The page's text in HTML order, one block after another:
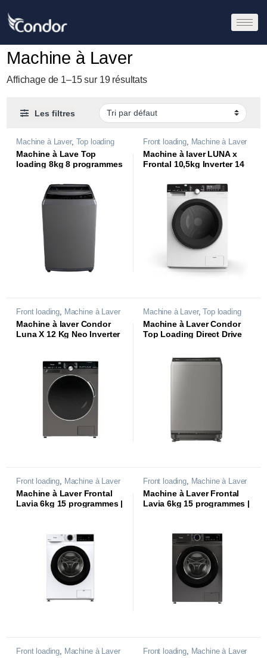
Machine à Laver
Affichage de 1–15 sur 19 résultats
Les filtres
Machine à Laver, Top loading
Machine à Lave Top
loading 8kg 8 programmes
Front loading, Machine à Laver
Machine à laver LUNA x
Frontal 10,5kg Inverter 14
XLB441L1W |
Front loading Machine à Laver
Machine à laver Condor
Luna X 12 Kg Neo Inverter
Machine à Laver,Top loading
Machine à Laver Condor
Top Loading Direct Drive
Front loading, Machine à Laver
Machine à Laver Frontal
Lavia 6kg 15 programmes |
Front loading, Machine à Laver
Machine à Laver Frontal
Lavia 6kg 15 programmes |
Front loading Machine à Laver
Front loading, Machine à Laver